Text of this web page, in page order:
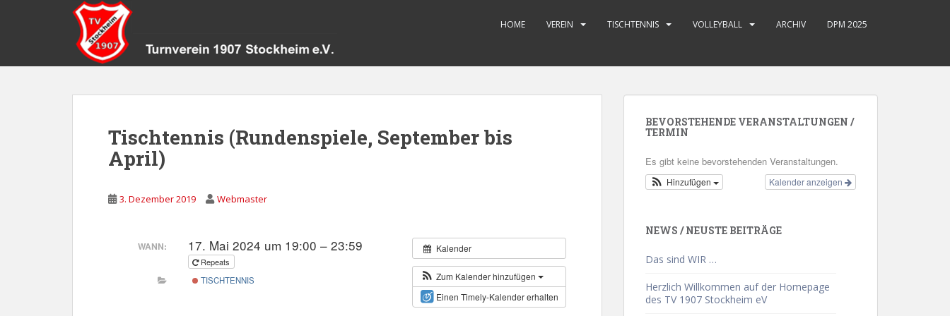
HOME VEREIN TISCHTENNIS VOLLEYBALL ARCHIV DPM 2025
Tischtennis (Rundenspiele, September bis
April)
3. Dezember 2019 Webmaster
Kalender
Zum Kalender hinzufügen
Einen Timely-Kalender erhalten
WANN: 17. Mai 2024 um 19:00 – 23:59
Repeats
TISCHTENNIS
BEVORSTEHENDE VERANSTALTUNGEN /
TERMIN
Es gibt keine bevorstehenden Veranstaltungen.
Kalender anzeigen
Hinzufügen
NEWS / NEUSTE BEITRÄGE
Das sind WIR …
Herzlich Willkommen auf der Homepage
des TV 1907 Stockheim eV